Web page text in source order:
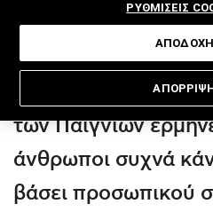
Ένα νοητικό
των Παιγνίων
άνθρωποι συχνά
βάσει προσωπικού
ΡΥΘΜΙΣΕΙΣ
ΑΠΟΔΟΧΗ